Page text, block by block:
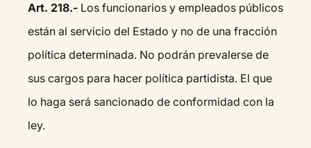
Art. 218.- Los funcionarios y empleados públicos
están al servicio del Estado y no de una fracción
política determinada. No podrán prevalerse de
sus cargos para hacer política partidista. El que
lo haga será sancionado de conformidad con la
ley.